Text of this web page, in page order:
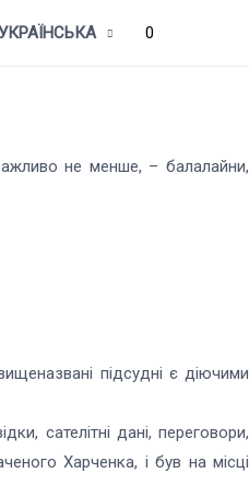
0
не менше, – балалайни,
підсудні є діючими
сателітні дані, переговори,
Харченка, і був на місці